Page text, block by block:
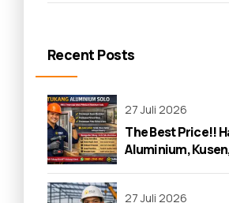
Recent Posts
27 Juli 2026
The Best Price!!
Aluminium,
27 Juli 2026